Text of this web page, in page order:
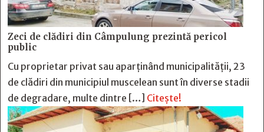
Zeci de clădiri din Câmpulung prezintă pericol
public
Cu proprietar privat sau aparținând municipalității, 23
de clădiri din municipiul muscelean sunt în diverse stadii
de degradare, multe dintre […] Citește!